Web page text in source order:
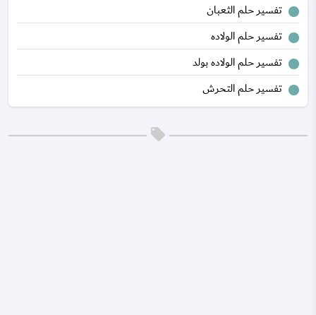
تفسير حلم الثعبان
تفسير حلم الولاده
تفسير حلم الولاده بولد
تفسير حلم التحرش